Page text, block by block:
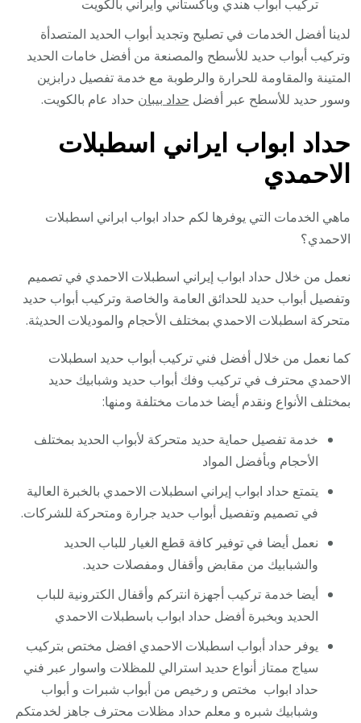
تركيب أبواب هندي وباكستاني وايراني بالكويت
لدينا أفضل الخدمات في تصليح وتجديد أبواب الحديد المتصدأة
وتركيب أبواب حديد للأسطح والمصنعة من أفضل خامات الحديد
المتينة والمقاومة للحرارة والرطوبة مع خدمة تفصيل درابزين
وسور حديد للأسطح عبر أفضل حداد بيبان حداد عام بالكويت.
حداد ابواب ايراني اسطبلات
الاحمدي
ماهي الخدمات التي يوفرها لكم حداد ابواب ابراني اسطبلات
الاحمدي؟
نعمل من خلال حداد ابواب إيراني اسطبلات الاحمدي في تصميم
وتفصيل أبواب حديد للحدائق العامة والخاصة وتركيب أبواب حديد
متحركة اسطبلات الاحمدي بمختلف الأحجام والموديلات الحديثة.
كما نعمل من خلال أفضل فني تركيب أبواب حديد اسطبلات
الاحمدي محترف في تركيب وفك أبواب حديد وشبابيك حديد
بمختلف الأنواع ونقدم أيضا خدمات مختلفة ومنها:
خدمة تفصيل حماية حديد متحركة لأبواب الحديد بمختلف
الأحجام وبأفضل المواد
يتمتع حداد ابواب إيراني اسطبلات الاحمدي بالخبرة العالية
في تصميم وتفصيل أبواب حديد جرارة ومتحركة للشركات.
نعمل أيضا في توفير كافة قطع الغيار للباب الحديد
والشبابيك من مقابض وأقفال ومفصلات حديد.
أيضا خدمة تركيب أجهزة انتركم وأقفال الكترونية للباب
الحديد وبخبرة أفضل حداد ابواب باسطبلات الاحمدي
يوفر حداد أبواب اسطبلات الاحمدي افضل مختص بتركيب
سياج ممتاز أنواع حديد استرالي للمظلات واسوار عبر فني
حداد ابواب مختص و رخيص من أبواب شبرات و أبواب
وشبابيك شبره و معلم حداد مظلات محترف جاهز لخدمتكم